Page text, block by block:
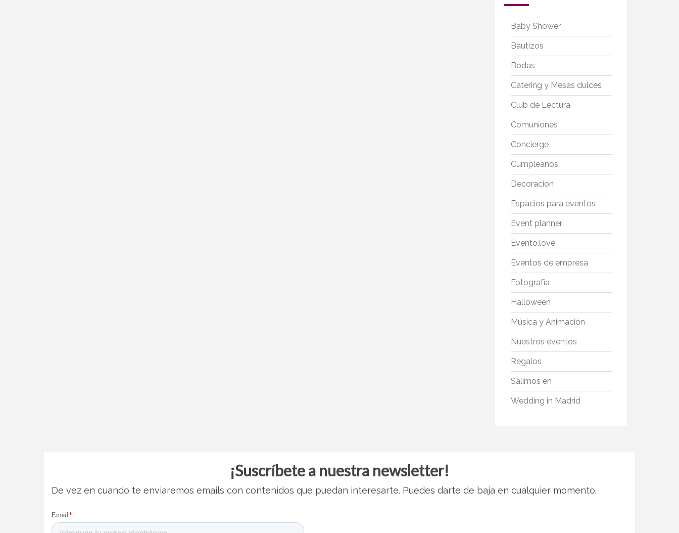
Baby Shower
Bautizos
Bodas
Catering y Mesas dulces
Club de Lectura
Comuniones
Concierge
Cumpleaños
Decoración
Espacios para eventos
Event planner
Evento.love
Eventos de empresa
Fotografía
Halloween
Música y Animación
Nuestros eventos
Regalos
Salimos en
Wedding in Madrid
¡Suscríbete a nuestra newsletter!
De vez en cuando te enviaremos emails con contenidos que puedan interesarte. Puedes darte de baja en cualquier momento.